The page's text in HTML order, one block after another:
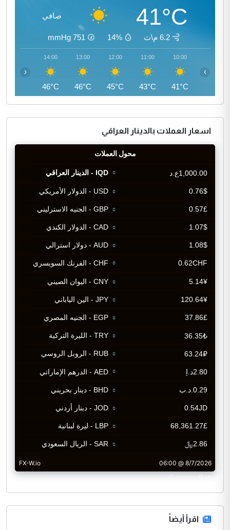
41°C صافي
6.2 م\ث 14%
751
mmHg
10:00
41°C
11:00
43°C
12:00
45°C
13:00
46°C
14:00
46°C
‹ ›
اسعار العملات بالدينار العراقي
CurrencyRate
اقرأ أيضاً